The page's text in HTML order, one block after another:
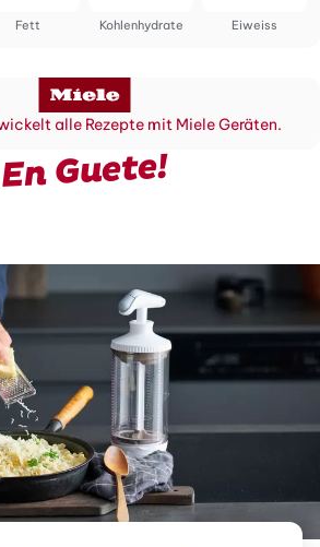
Fett Kohlenhydrate Eiweiss
alle Rezepte mit Miele Geräten.
En Guete!